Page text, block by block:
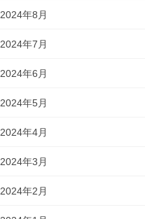
2024年8月
2024年7月
2024年6月
2024年5月
2024年4月
2024年3月
2024年2月